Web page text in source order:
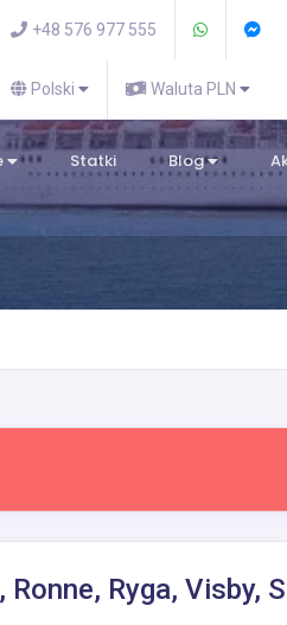
+48 576 977 555
Polski Waluta PLN
Statki Blog
Ryga, Visby,